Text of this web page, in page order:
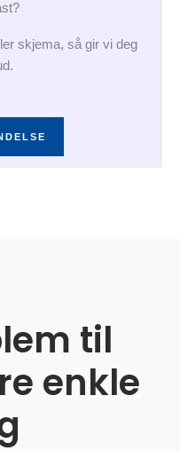
skjema, så gir vi deg
til
enkle